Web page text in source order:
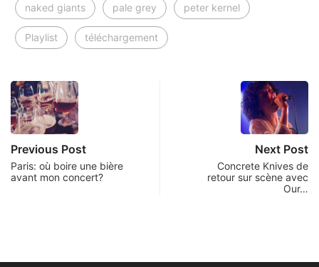
naked giants pale grey peter kernel
Playlist téléchargement
Previous Post
Paris: où boire une bière
avant mon concert?
Next Post
Concrete Knives de
retour sur scène avec
Our…